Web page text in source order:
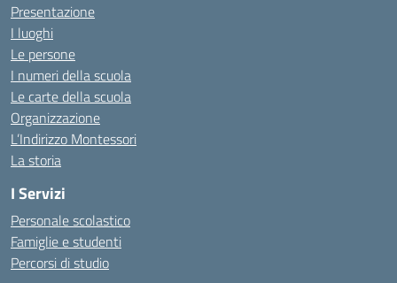
Presentazione
I luoghi
Le persone
I numeri della scuola
Le carte della scuola
Organizzazione
L’Indirizzo Montessori
La storia
I Servizi
Personale scolastico
Famiglie e studenti
Percorsi di studio